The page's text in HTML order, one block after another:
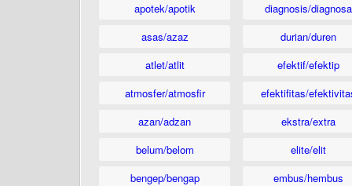
apotek/apotik
asas/azaz
atlet/atlit
atmosfer/atmosfir
azan/adzan
belum/belom
bengep/bengap
diagnosis/diagnosa
durian/duren
efektif/efektip
efektifitas/
ekstra/extra
elite/elit
embus/hembus